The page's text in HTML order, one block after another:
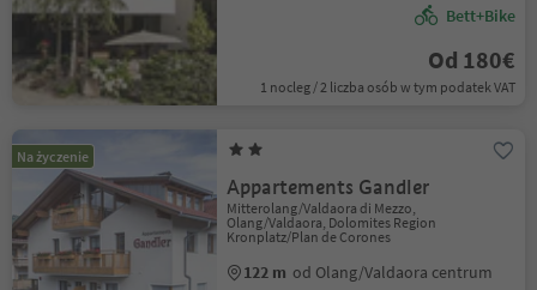
Bett+Bike
Od 180€
1 nocleg / 2 liczba osób w tym podatek VAT
Na życzenie
Appartements Gandler
Mitterolang/Valdaora di Mezzo,
Olang/Valdaora, Dolomites Region
Kronplatz/Plan de Corones
122 m od Olang/Valdaora centrum